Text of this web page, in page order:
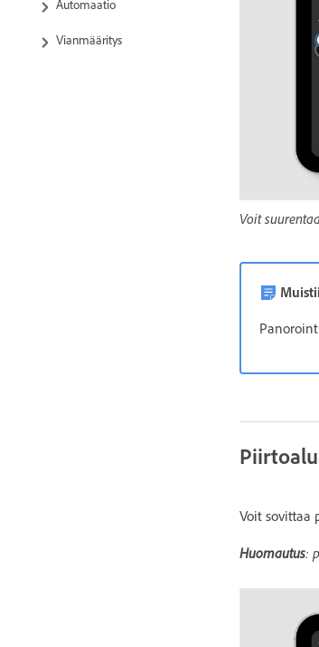
Automaatio
Vianmääritys
Voit
Voit sovittaa
Huomautus: